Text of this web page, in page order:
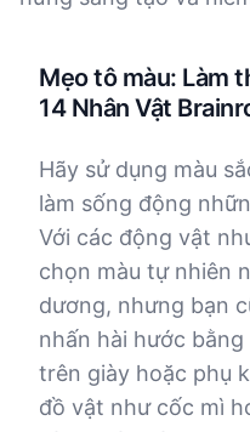
Mẹo tô màu: Làm
14 Nhân Vật
Hãy sử dụng màu
làm sống động
Với các động vật
chọn màu tự nhiên
dương, nhưng bạn
nhấn hài hước
trên giày hoặc phụ
đồ vật như cốc mì